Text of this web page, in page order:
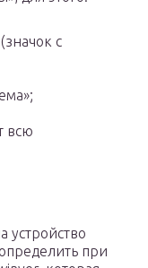
с
всю
устройство
при